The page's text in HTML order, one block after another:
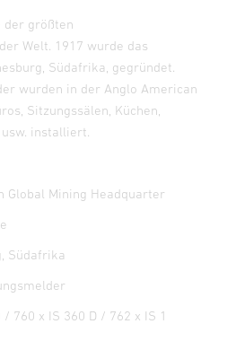
der größten
Welt. 1917 wurde das
Südafrika, gegründet.
wurden in der Anglo American
Sitzungssälen, Küchen,
installiert.
Global Mining Headquarter
Südafrika
/ 760 x IS 360 D / 762 x IS 1